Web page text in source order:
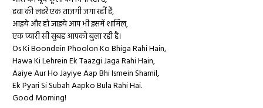
हवा की लहरें एक ताज़गी जगा रहीं हैं,
आइये और हो जाइये आप भी इसमें शामिल,
एक प्यारी सी सुबह आपको बुला रही है।
Os Ki Boondein Phoolon Ko Bhiga Rahi Hain,
Hawa Ki Lehrein Ek Taazgi Jaga Rahi Hain,
Aaiye Aur Ho Jayiye Aap Bhi Ismein Shamil,
Ek Pyari Si Subah Aapko Bula Rahi Hai.
Good Morning!